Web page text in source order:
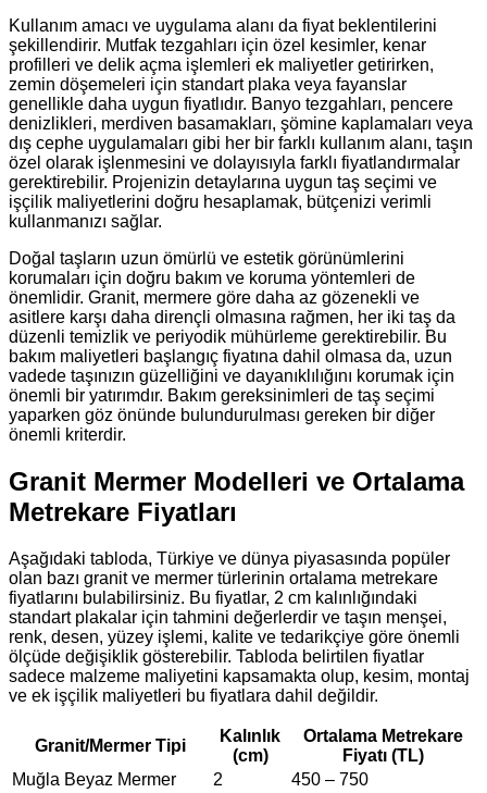
Kullanım amacı ve uygulama alanı da fiyat beklentilerini
şekillendirir. Mutfak tezgahları için özel kesimler, kenar
profilleri ve delik açma işlemleri ek maliyetler getirirken,
zemin döşemeleri için standart plaka veya fayanslar
genellikle daha uygun fiyatlıdır. Banyo tezgahları, pencere
denizlikleri, merdiven basamakları, şömine kaplamaları veya
dış cephe uygulamaları gibi her bir farklı kullanım alanı, taşın
özel olarak işlenmesini ve dolayısıyla farklı fiyatlandırmalar
gerektirebilir. Projenizin detaylarına uygun taş seçimi ve
işçilik maliyetlerini doğru hesaplamak, bütçenizi verimli
kullanmanızı sağlar.
Doğal taşların uzun ömürlü ve estetik görünümlerini
korumaları için doğru bakım ve koruma yöntemleri de
önemlidir. Granit, mermere göre daha az gözenekli ve
asitlere karşı daha dirençli olmasına rağmen, her iki taş da
düzenli temizlik ve periyodik mühürleme gerektirebilir. Bu
bakım maliyetleri başlangıç fiyatına dahil olmasa da, uzun
vadede taşınızın güzelliğini ve dayanıklılığını korumak için
önemli bir yatırımdır. Bakım gereksinimleri de taş seçimi
yaparken göz önünde bulundurulması gereken bir diğer
önemli kriterdir.
Granit Mermer Modelleri ve Ortalama
Metrekare Fiyatları
Aşağıdaki tabloda, Türkiye ve dünya piyasasında popüler
olan bazı granit ve mermer türlerinin ortalama metrekare
fiyatlarını bulabilirsiniz. Bu fiyatlar, 2 cm kalınlığındaki
standart plakalar için tahmini değerlerdir ve taşın menşei,
renk, desen, yüzey işlemi, kalite ve tedarikçiye göre önemli
ölçüde değişiklik gösterebilir. Tabloda belirtilen fiyatlar
sadece malzeme maliyetini kapsamakta olup, kesim, montaj
ve ek işçilik maliyetleri bu fiyatlara dahil değildir.
Granit/Mermer Tipi
Kalınlık
(cm)
Ortalama Metrekare
Fiyatı (TL)
Muğla Beyaz Mermer
2
450 – 750